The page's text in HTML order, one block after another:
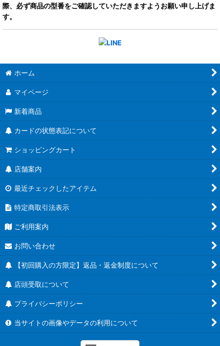
際、必ず商品の型番をご確認していただきますようお願い申し上げま
す。
ホーム
マイページ
新着商品
カードの状態表記について
ショッピングカート
店舗案内
最近チェックしたアイテム
特定商取引法表示
ご利用案内
お問い合わせ
【初回購入の方限定】返品・返金制度について
店頭受取について
プライバシーポリシー
当サイトの画像やデータの利用について